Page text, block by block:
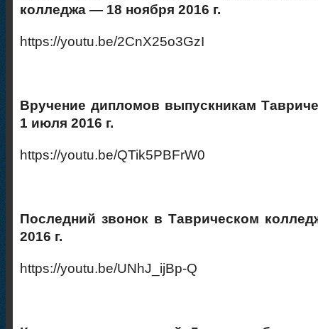
колледжа — 18 ноября 2016 г.
https://youtu.be/2CnX25o3GzI
Вручение дипломов выпускникам
1 июля 2016 г.
https://youtu.be/QTik5PBFrW0
Последний звонок в Таврическом
2016 г.
https://youtu.be/UNhJ_ijBp-Q